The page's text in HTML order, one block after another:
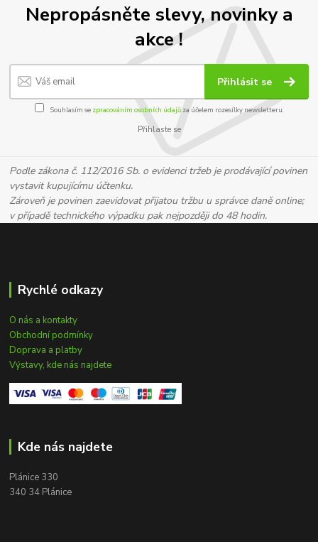
Nepropásněte slevy, novinky a
akce !
Přihlásit se
Souhlasím se zpracováním osobních údajůza účelem rozesílky newsletteru.
Přihlaste se
Podle zákona č. 112/2016 Sb. o evidenci tržeb je prodávající povinen
vystavit kupujícímu účtenku.
Zároveň je povinen zaevidovat přijatou tržbu u správce daně online;
v případě technického výpadku pak nejpozději do 48 hodin.
Rychlé odkazy
O nás a kontakty
Obchodní podmínky
Doprava a platby
Výstavy, kde nás najdete
Kde nás najdete
Plánice 330
340 34 Plánice